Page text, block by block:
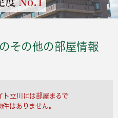
その他の部屋情報
立川には部屋まるで
はありません。